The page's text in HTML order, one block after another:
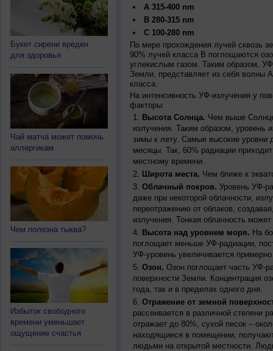
Букет сирени вреден
для здоровья
Чай матча может помочь
аллергикам
Чем полезна тыква?
Избыток свободного
времени уменьшает
ощущение счастья
A 315-400 nm
B 280-315 nm
C 100-280 nm
По мере прохождения лучей сквозь
90% лучей класса B поглощаются
углекислым газом. Таким образом,
Земли, представляет из себя волны
класса.
На интенсивность УФ-излучения у
факторы:
Высота Солнца. Чем выше
излучения. Таким образом, уровень
зимы к лету. Самые высокие уровни
месяцы. Так, 60% радиации
местному времени.
Широта места. Чем ближе к
Облачный покров. Уровень УФ-
даже при некоторой облачности,
переотражению от облаков,
излучения. Тонкая облачность
Высота над уровнем моря. На
поглощает меньше УФ-радиации,
УФ-уровень увеличивается
Озон. Озон поглощает часть УФ-
поверхности Земли. Концентрация
года, так и в пределах одного дня.
Отражение от земной
рассеивается в различной степени
отражает до 80%, сухой песок –
находящиеся в помещении,
людьми на открытой местности.